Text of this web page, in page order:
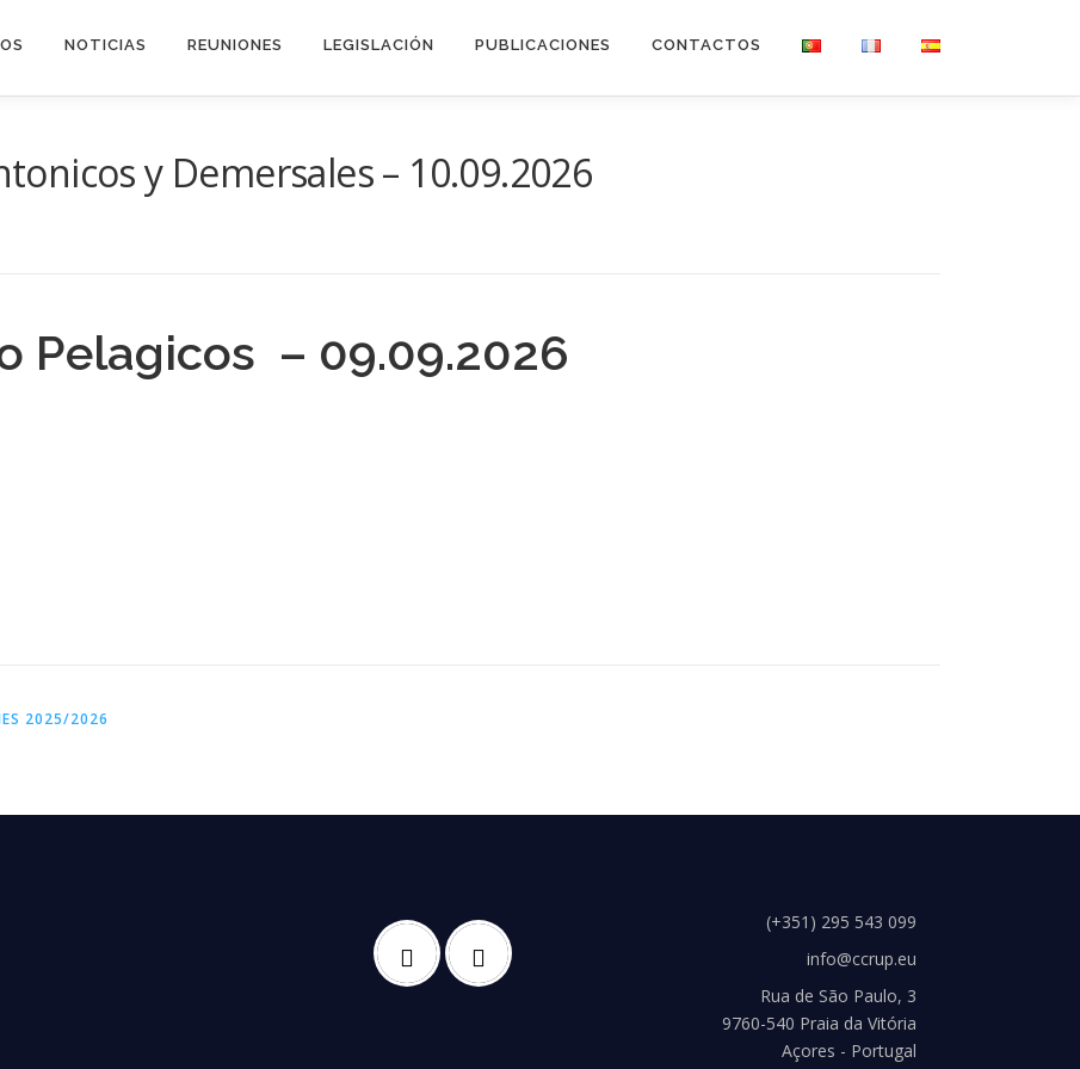
NOTICIAS REUNIONES LEGISLACIÓN PUBLICACIONES CONTACTOS
y Demersales – 10.09.2026
Pelagicos – 09.09.2026
2025/2026
(+351) 295 543 099
info@ccrup.eu
Rua de São Paulo, 3
9760-540 Praia da Vitória
Açores - Portugal